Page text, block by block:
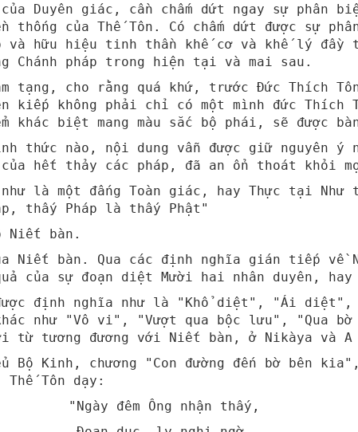
Duyên giác, cần chấm dứt ngay sự phân
của Thế Tôn. Có chấm dứt được sự
và hữu hiệu tinh thần khế cơ và khế lý đầy
Chánh pháp trong hiện tại và mai sau.
tạng, cho rằng quá khứ, trước Đức Thích
kiếp không phải chỉ có một mình đức Thích
biệt mang màu sắc bộ phái, sẽ được bàn
thức nào, nội dung vẫn được giữ nguyên
hết thảy các pháp, đã an ổn thoát khỏi
là một đấng Toàn giác, hay Thực tại Như
thấy Pháp là thấy Phật"
Niết bàn.
Niết bàn. Qua các định nghĩa gián tiếp về
của sự đoạn diệt Mười hai nhân duyên,
định nghĩa như là "Khổ diệt", "Ái
như "Vô vi", "Vượt qua bộc lưu", "Qua
từ tương đương với Niết bàn, ở Nikàya và A
Kinh, chương "Con đường đến bờ bên
Tôn dạy:
"Ngày đêm Ông nhận thấy,